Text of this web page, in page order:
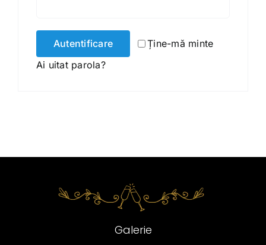
Ține-mă minte
Autentificare
Ai uitat parola?
Galerie